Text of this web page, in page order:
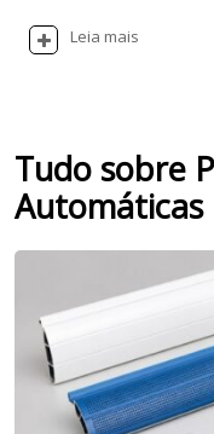
Leia mais
Tudo sobre
Automáticas